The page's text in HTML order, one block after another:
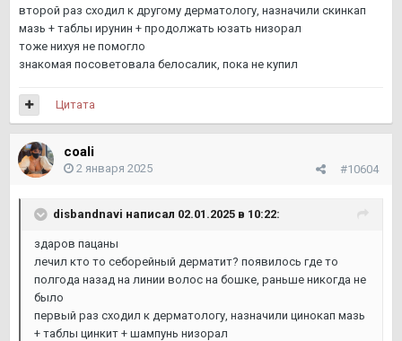
второй раз сходил к другому дерматологу, назначили скинкап
мазь + таблы ирунин + продолжать юзать низорал
тоже нихуя не помогло
знакомая посоветовала белосалик, пока не купил
Цитата
coali
#10604
2 января 2025
disbandnavi написал 02.01.2025 в 10:22:
здаров пацаны
лечил кто то себорейный дерматит? появилось где то
полгода назад на линии волос на бошке, раньше никогда не
было
первый раз сходил к дерматологу, назначили цинокап мазь
+ таблы цинкит + шампунь низорал